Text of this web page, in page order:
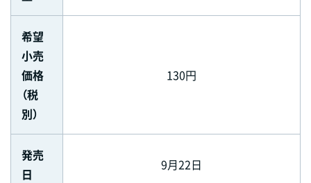
希望
小売
価格
（税
別）
130円
発売
日
9月22日